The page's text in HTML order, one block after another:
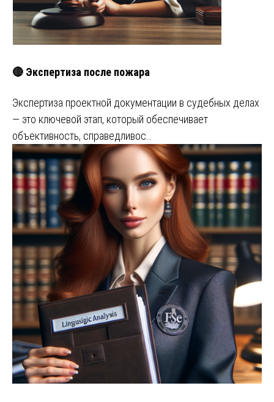
🔴 Экспертиза после пожара
Экспертиза проектной документации в судебных делах
— это ключевой этап, который обеспечивает
объективность, справедливос…